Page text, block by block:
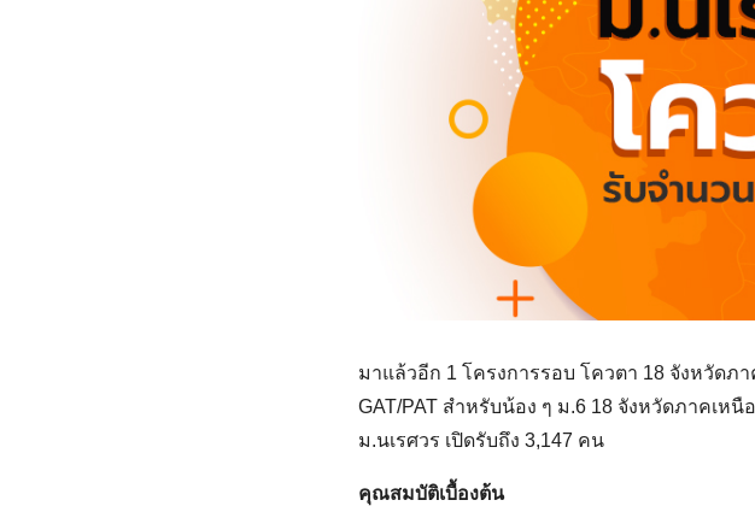
for:
มาแล้วอีก 1 โครงการรอบ โควตา 18 จังหวัดภ
GAT/PAT สำหรับน้อง ๆ ม.6 18 จังหวัดภาคเห
ม.นเรศวร เปิดรับถึง 3,147 คน
คุณสมบัติเบื้องต้น